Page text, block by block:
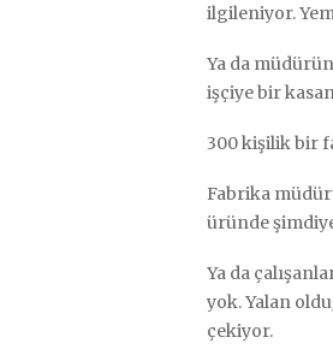
ilgileniyor.
Ya da
işçiye bir
300 kişilik bir
Fabrika
üründe
Ya da
yok. Yalan
çekiyor.